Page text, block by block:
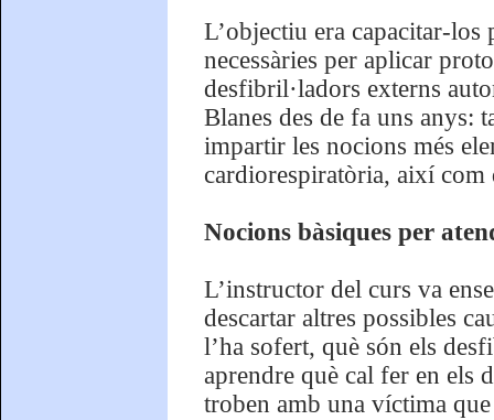
L’objectiu era capacitar-
necessàries per aplicar
desfibril·ladors externs
Blanes des de fa uns anys:
impartir les nocions més
cardiorespiratòria, així com
Nocions bàsiques per
L’instructor del curs va
descartar altres possibles
l’ha sofert, què són els
aprendre què cal fer en els
troben amb una víctima